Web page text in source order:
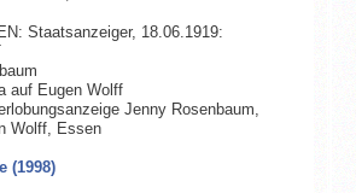
Staatsanzeiger, 18.06.1919:
auf Eugen Wolff
Jenny Rosenbaum,
Wolff, Essen
(1998)